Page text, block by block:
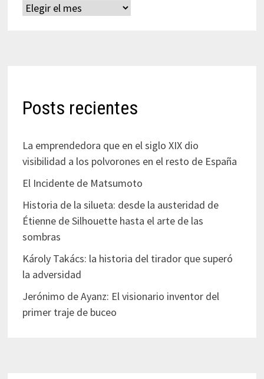
Archivos
Posts recientes
La emprendedora que en el siglo XIX dio
visibilidad a los polvorones en el resto de España
El Incidente de Matsumoto
Historia de la silueta: desde la austeridad de
Étienne de Silhouette hasta el arte de las
sombras
Károly Takács: la historia del tirador que superó
la adversidad
Jerónimo de Ayanz: El visionario inventor del
primer traje de buceo